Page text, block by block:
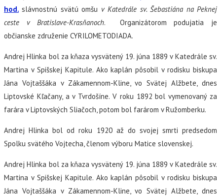
hod. slávnostnú svätú omšu v Katedrále sv. Šebastiána na Peknej
ceste v Bratislave-Krasňanoch. Organizátorom podujatia je
občianske združenie CYRILOMETODIADA.
Andrej Hlinka bol za kňaza vysvätený 19. júna 1889 v Katedrále sv.
Martina v Spišskej Kapitule. Ako kaplán pôsobil v rodisku biskupa
Jána Vojtaššáka v Zákamennom-Kline, vo Svätej Alžbete, dnes
Liptovské Kľačany, a v Tvrdošíne. V roku 1892 bol vymenovaný za
farára v Liptovských Sliačoch, potom bol farárom v Ružomberku.
Andrej Hlinka bol od roku 1920 až do svojej smrti predsedom
Spolku svätého Vojtecha, členom výboru Matice slovenskej.
Andrej Hlinka bol za kňaza vysvätený 19. júna 1889 v Katedrále sv.
Martina v Spišskej Kapitule. Ako kaplán pôsobil v rodisku biskupa
Jána Vojtaššáka v Zákamennom-Kline, vo Svätej Alžbete, dnes